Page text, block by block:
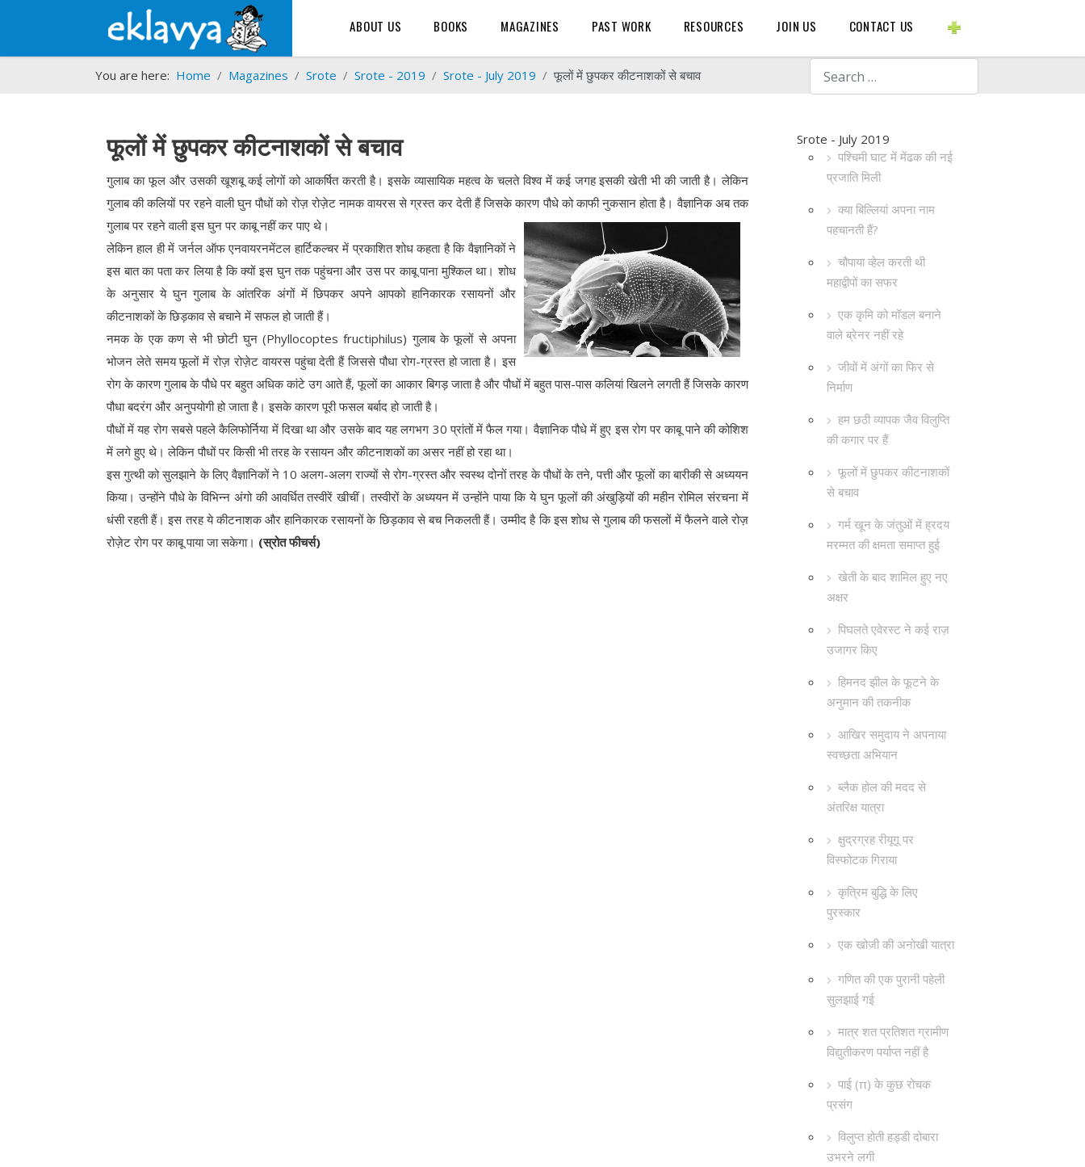
Search
ABOUT US BOOKS MAGAZINES PAST WORK RESOURCES JOIN US CONTACT US
You are here: Home Magazines Srote Srote - 2019 Srote - July 2019 फूलों में छुपकर कीटनाशकों से बचाव
Srote - July 2019
पश्चिमी घाट में मेंढक की नई
प्रजाति मिली
क्या बिल्लियां अपना नाम
पहचानती हैं?
चौपाया व्हेल करती थी
महाद्वीपों का सफर
एक कृमि को मॉडल बनाने
वाले ब्रेनर नहीं रहे
जीवों में अंगों का फिर से
निर्माण
हम छठी व्यापक जैव विलुप्ति
की कगार पर हैं
फूलों में छुपकर कीटनाशकों
से बचाव
गर्म खून के जंतुओं में ह्रदय
मरम्मत की क्षमता समाप्त हुई
खेती के बाद शामिल हुए नए
अक्षर
पिघलते एवेरस्ट ने कई राज़
उजागर किए
हिमनद झील के फूटने के
अनुमान की तकनीक
आखिर समुदाय ने अपनाया
स्वच्छता अभियान
ब्लैक होल की मदद से
अंतरिक्ष यात्रा
क्षुद्रग्रह रीयूगू पर
विस्फोटक गिराया
कृत्रिम बुद्धि के लिए
पुरस्कार
एक खोजी की अनोखी यात्रा
गणित की एक पुरानी पहेली
सुलझाई गई
मात्र शत प्रतिशत ग्रामीण
विद्युतीकरण पर्याप्त नहीं है
पाई (π) के कुछ रोचक
प्रसंग
विलुप्त होती हड्डी दोबारा
उभरने लगी
फूलों में छुपकर कीटनाशकों से बचाव
गुलाब का फूल और उसकी खूशबू कई लोगों को आकर्षित करती है। इसके व्यासायिक महत्व के चलते विश्व में कई जगह इसकी खेती भी की जाती है। लेकिन
गुलाब की कलियों पर रहने वाली घुन पौधों को रोज़ रोज़ेट नामक वायरस से ग्रस्त कर देती हैं जिसके कारण पौधे को काफी नुकसान होता है। वैज्ञानिक अब तक
गुलाब पर रहने वाली इस घुन पर काबू नहीं कर पाए थे।
लेकिन हाल ही में जर्नल ऑफ एनवायरनमेंटल हार्टिकल्चर में प्रकाशित शोध कहता है कि वैज्ञानिकों ने
इस बात का पता कर लिया है कि क्यों इस घुन तक पहुंचना और उस पर काबू पाना मुश्किल था। शोध
के अनुसार ये घुन गुलाब के आंतरिक अंगों में छिपकर अपने आपको हानिकारक रसायनों और
कीटनाशकों के छिड़काव से बचाने में सफल हो जाती हैं।
नमक के एक कण से भी छोटी घुन (Phyllocoptes fructiphilus) गुलाब के फूलों से अपना
भोजन लेते समय फूलों में रोज़ रोज़ेट वायरस पहुंचा देती हैं जिससे पौधा रोग-ग्रस्त हो जाता है। इस
रोग के कारण गुलाब के पौधे पर बहुत अधिक कांटे उग आते हैं, फूलों का आकार बिगड़ जाता है और पौधों में बहुत पास-पास कलियां खिलने लगती हैं जिसके कारण
पौधा बदरंग और अनुपयोगी हो जाता है। इसके कारण पूरी फसल बर्बाद हो जाती है।
पौधों में यह रोग सबसे पहले कैलिफोर्निया में दिखा था और उसके बाद यह लगभग 30 प्रांतों में फैल गया। वैज्ञानिक पौधे में हुए इस रोग पर काबू पाने की कोशिश
में लगे हुए थे। लेकिन पौधों पर किसी भी तरह के रसायन और कीटनाशकों का असर नहीं हो रहा था।
इस गुत्थी को सुलझाने के लिए वैज्ञानिकों ने 10 अलग-अलग राज्यों से रोग-ग्रस्त और स्वस्थ दोनों तरह के पौधों के तने, पत्ती और फूलों का बारीकी से अध्ययन
किया। उन्होंने पौधे के विभिन्न अंगो की आवर्धित तस्वीरें खीचीं। तस्वीरों के अध्ययन में उन्होंने पाया कि ये घुन फूलों की अंखुड़ियों की महीन रोमिल संरचना में
धंसी रहती हैं। इस तरह ये कीटनाशक और हानिकारक रसायनों के छिड़काव से बच निकलती हैं। उम्मीद है कि इस शोध से गुलाब की फसलों में फैलने वाले रोज़
रोज़ेट रोग पर काबू पाया जा सकेगा। (स्रोत फीचर्स)